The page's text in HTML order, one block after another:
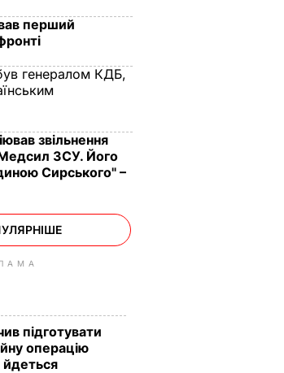
перший
генералом КДБ,
звільнення
ЗСУ. Його
Сирського" –
підготувати
операцію